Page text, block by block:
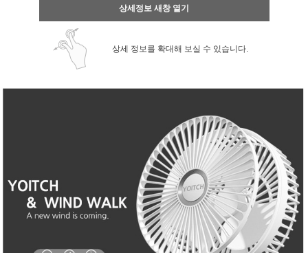
상세정보 새창 열기
상세 정보를 확대해 보실 수 있습니다.